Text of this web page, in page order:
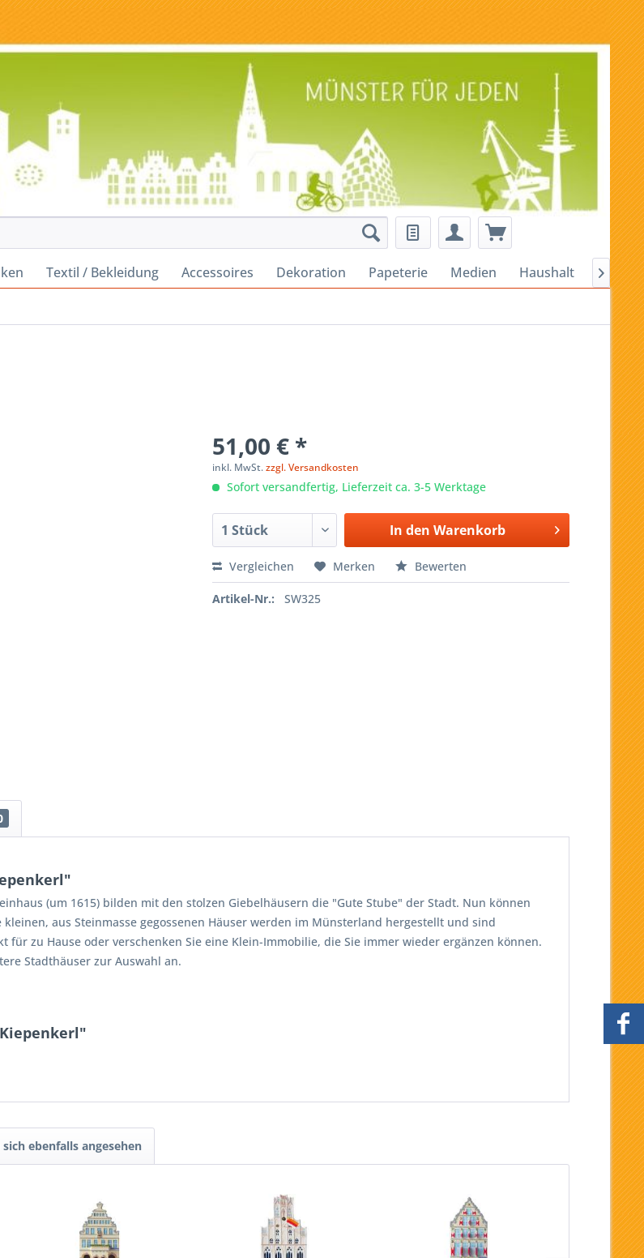
Textil / Bekleidung Accessoires Dekoration Papeterie Medien Haushalt Alles

51,00 € *
inkl. MwSt.zzgl. Versandkosten
Sofort versandfertig, Lieferzeit ca. 3-5 Werktage
In den Warenkorb
Vergleichen Merken Bewerten
Artikel-Nr.: SW325
(um 1615) bilden mit den stolzen Giebelhäusern die "Gute Stube" der Stadt. Nun können
aus Steinmasse gegossenen Häuser werden im Münsterland hergestellt und sind
für zu Hause oder verschenken Sie eine Klein-Immobilie, die Sie immer wieder ergänzen können.
Stadthäuser zur Auswahl an.
ebenfalls angesehen